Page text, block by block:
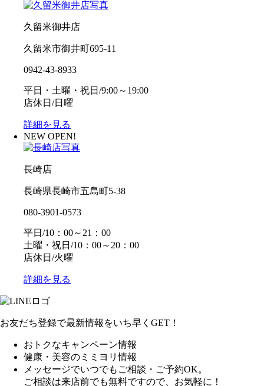
久留米御井店
久留米市御井町695-11
0942-43-8933
平日・土曜・祝日/9:00～19:00
店休日/日曜
詳細を見る
NEW OPEN!
長崎店
長崎県長崎市五島町5-38
080-3901-0573
平日/10：00～21：00
土曜・祝日/10：00～20：00
店休日/火曜
詳細を見る
お友だち登録で最新情報をいち早くGET！
おトクなキャンペーン情報
健康・美容のミミヨリ情報
メッセージでいつでもご相談・ご予約OK。
ご相談は来店前でも無料ですので、お気軽に！